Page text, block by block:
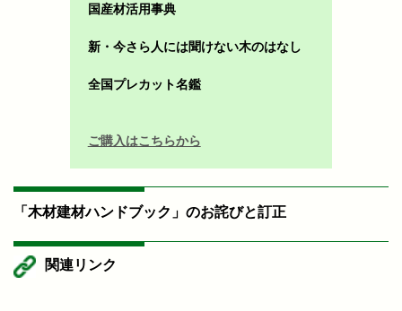
国産材活用事典
新・今さら人には聞けない木のはなし
全国プレカット名鑑
ご購入はこちらから
「木材建材ハンドブック」のお詫びと訂正
関連リンク